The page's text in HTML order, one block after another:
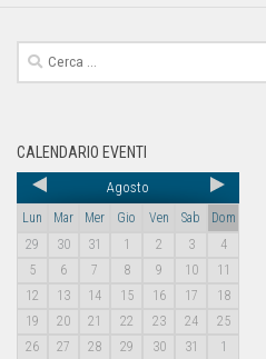
CALENDARIO EVENTI
Agosto
Lun Mar Mer Gio Ven Sab
Dom
29
30 31 1 2 3
4
5
6 7 8 9 10
11
12
13 14 15 16 17
18
19
20 21 22 23 24
25
26
27 28 29 30 31 1